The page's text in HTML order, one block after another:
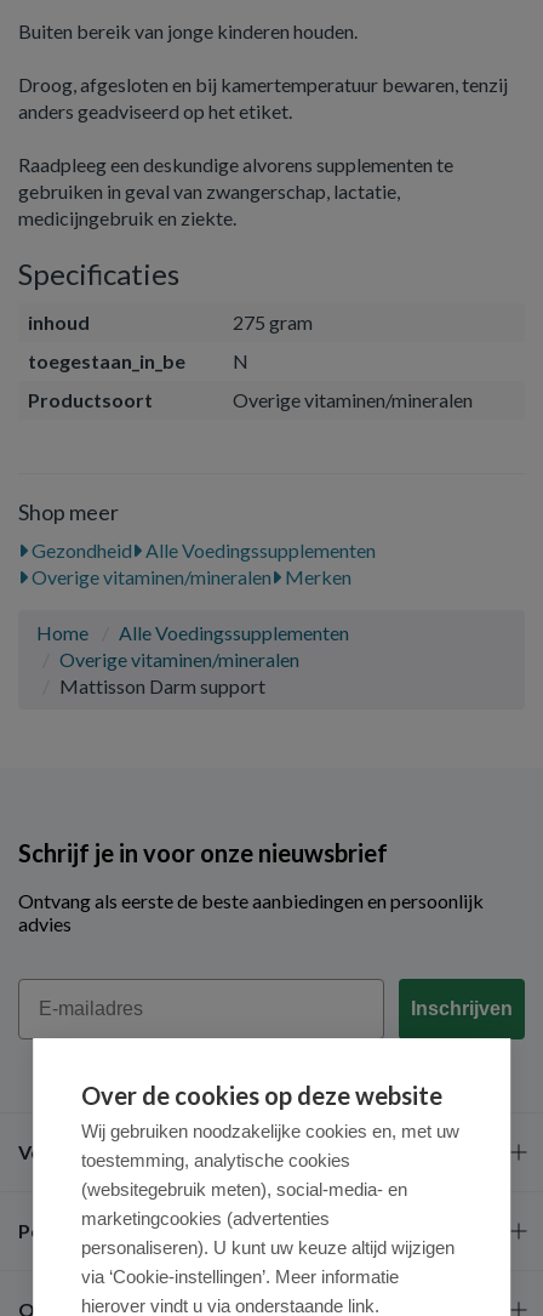
Buiten bereik van jonge kinderen houden.
Droog, afgesloten en bij kamertemperatuur bewaren, tenzij
anders geadviseerd op het etiket.
Raadpleeg een deskundige alvorens supplementen te
gebruiken in geval van zwangerschap, lactatie,
medicijngebruik en ziekte.
Specificaties
inhoud
275 gram
toegestaan_in_be
N
Productsoort
Overige vitaminen/mineralen
Shop meer
Gezondheid
Alle Voedingssupplementen
Overige vitaminen/mineralen
Merken
Home
Alle Voedingssupplementen
Overige vitaminen/mineralen
Mattisson Darm support
Schrijf je in voor onze nieuwsbrief
Ontvang als eerste de beste aanbiedingen en persoonlijk
advies
Email
Inschrijven
Veel gestelde vragen
Populaire merken
Over ons
Over de cookies op deze website
Wij gebruiken noodzakelijke cookies en, met uw
toestemming, analytische cookies
(websitegebruik meten), social-media- en
marketingcookies (advertenties
personaliseren). U kunt uw keuze altijd wijzigen
via ‘Cookie-instellingen’. Meer informatie
hierover vindt u via onderstaande link.